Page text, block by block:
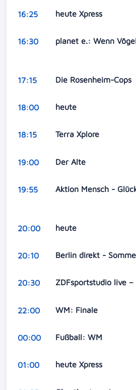
16:25 heute Xpress
16:30 planet e.: Wenn
17:15 Die Rosenheim-Cops
18:00 heute
18:15 Terra Xplore
19:00 Der Alte
19:55 Aktion Mensch -
20:00 heute
20:10 Berlin direkt -
20:30 ZDFsportstudio live –
22:00 WM: Finale
00:00 Fußball: WM
01:00 heute Xpress